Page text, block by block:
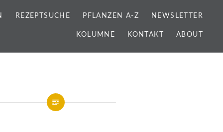
REZEPTSUCHE PFLANZEN A-Z NEWSLETTER
KOLUMNE KONTAKT ABOUT